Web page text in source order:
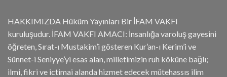
HAKKIMIZDA Hüküm Yayınları Bir İFAM VAKFI
kuruluşudur. İFAM VAKFI AMACI: İnsanlığa varoluş gayesini
öğreten, Sırat-ı Mustakim’i gösteren Kur’an-ı Kerim’i ve
Sünnet-i Seniyye’yi esas alan, milletimizin ruh köküne bağlı;
ilmi, fikri ve ictimai alanda hizmet edecek mütehassıs ilim